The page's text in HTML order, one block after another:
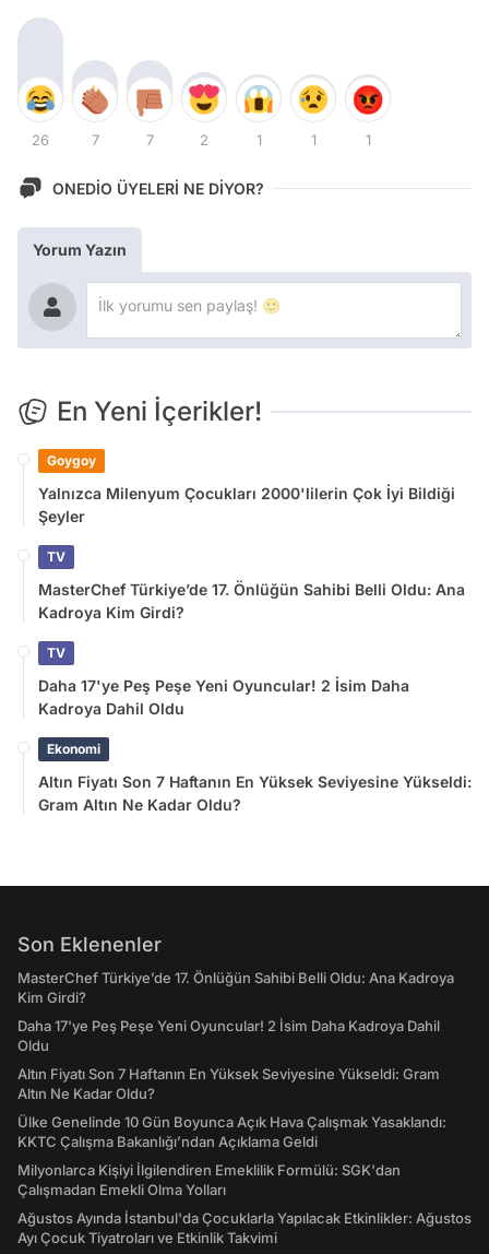
26 7 7 2 1 1 1
ONEDİO ÜYELERİ NE DİYOR?
Yorum Yazın
En Yeni İçerikler!
Goygoy
Yalnızca Milenyum Çocukları 2000'lilerin Çok İyi Bildiği
Şeyler
TV
MasterChef Türkiye’de 17. Önlüğün Sahibi Belli Oldu: Ana
Kadroya Kim Girdi?
TV
Daha 17'ye Peş Peşe Yeni Oyuncular! 2 İsim Daha
Kadroya Dahil Oldu
Ekonomi
Altın Fiyatı Son 7 Haftanın En Yüksek Seviyesine Yükseldi:
Gram Altın Ne Kadar Oldu?
Son Eklenenler
MasterChef Türkiye’de 17. Önlüğün Sahibi Belli Oldu: Ana Kadroya
Kim Girdi?
Daha 17'ye Peş Peşe Yeni Oyuncular! 2 İsim Daha Kadroya Dahil
Oldu
Altın Fiyatı Son 7 Haftanın En Yüksek Seviyesine Yükseldi: Gram
Altın Ne Kadar Oldu?
Ülke Genelinde 10 Gün Boyunca Açık Hava Çalışmak Yasaklandı:
KKTC Çalışma Bakanlığı’ndan Açıklama Geldi
Milyonlarca Kişiyi İlgilendiren Emeklilik Formülü: SGK'dan
Çalışmadan Emekli Olma Yolları
Ağustos Ayında İstanbul'da Çocuklarla Yapılacak Etkinlikler: Ağustos
Ayı Çocuk Tiyatroları ve Etkinlik Takvimi